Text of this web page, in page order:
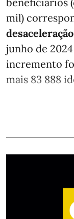
mil)
junho de
incremento
mais 83 888